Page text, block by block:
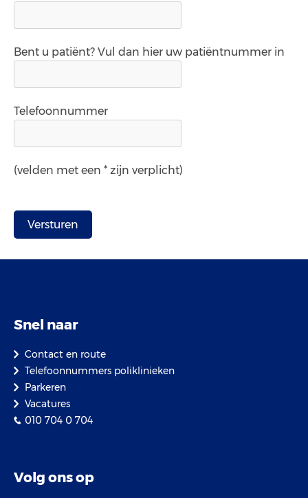
Bent u patiënt? Vul dan hier uw patiëntnummer in
Telefoonnummer
(velden met een * zijn verplicht)
Snel naar
Contact en route
Telefoonnummers poliklinieken
Parkeren
Vacatures
010 704 0 704
Volg ons op